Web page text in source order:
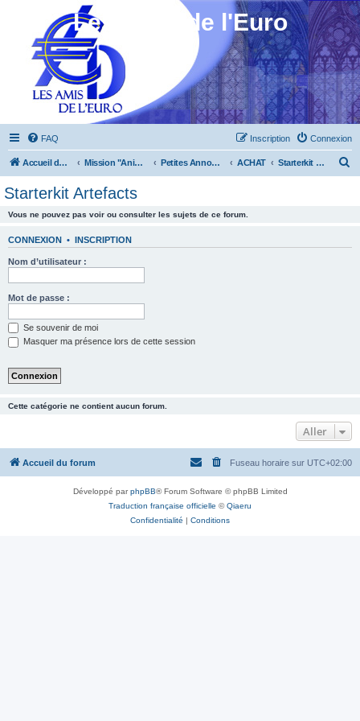
Les Amis de l'Euro
FAQ Connexion
Inscription
Accueil du forum Mission "Animation" Petites Annonces ACHAT Starterkit Artefacts
Starterkit Artefacts
Vous ne pouvez pas voir ou consulter les sujets de ce forum.
CONNEXION • INSCRIPTION
Nom d’utilisateur :
Mot de passe :
Se souvenir de moi
Masquer ma présence lors de cette session
Cette catégorie ne contient aucun forum.
Aller
Accueil du forum Fuseau horaire sur UTC+02:00
Développé parphpBB® Forum Software © phpBB Limited
Traduction française officielle ©Qiaeru
Confidentialité | Conditions